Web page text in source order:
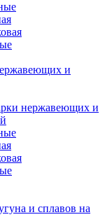
и
нержавеющих и
и сплавов на